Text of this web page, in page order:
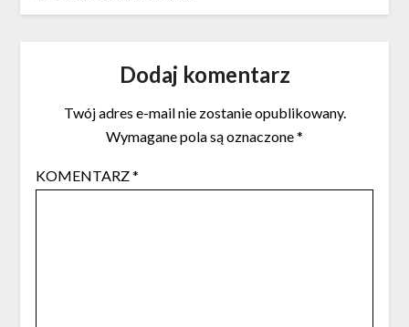
Dodaj komentarz
Twój adres e-mail nie zostanie opublikowany.
Wymagane pola są oznaczone*
KOMENTARZ*